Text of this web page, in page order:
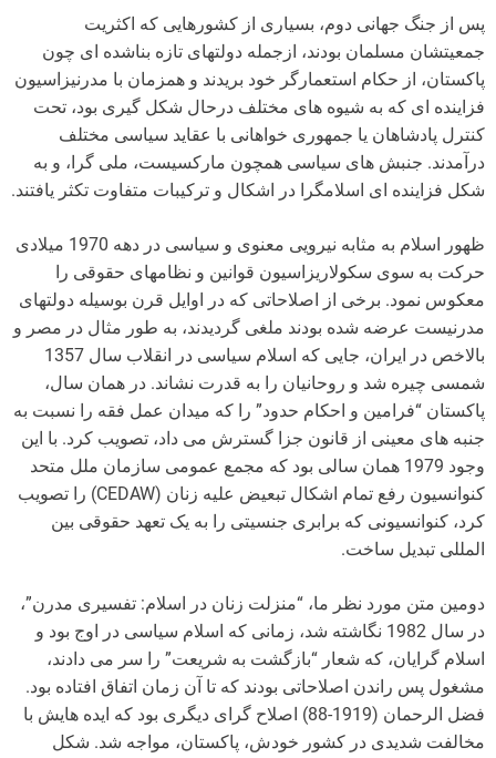
پس از جنگ جهانی دوم، بسیاری از کشورهایی که اکثریت
جمعیتشان مسلمان بودند، ازجمله دولتهای تازه بناشده ای چون
پاکستان، از حکام استعمارگر خود بریدند و همزمان با مدرنیزاسیون
فزاینده ای که به شیوه های مختلف درحال شکل گیری بود، تحت
کنترل پادشاهان یا جمهوری خواهانی با عقاید سیاسی مختلف
درآمدند. جنبش های سیاسی همچون مارکسیست، ملی گرا، و به
شکل فزاینده ای اسلامگرا در اشکال و ترکیبات متفاوت تکثر یافتند.
ظهور اسلام به مثابه نیرویی معنوی و سیاسی در دهه 1970 میلادی
حرکت به سوی سکولاریزاسیون قوانین و نظامهای حقوقی را
معکوس نمود. برخی از اصلاحاتی که در اوایل قرن بوسیله دولتهای
مدرنیست عرضه شده بودند ملغی گردیدند، به طور مثال در مصر و
بالاخص در ایران، جایی که اسلام سیاسی در انقلاب سال 1357
شمسی چیره شد و روحانیان را به قدرت نشاند. در همان سال،
پاکستان “فرامین و احکام حدود” را که میدان عمل فقه را نسبت به
جنبه های معینی از قانون جزا گسترش می داد، تصویب کرد. با این
وجود 1979 همان سالی بود که مجمع عمومی سازمان ملل متحد
کنوانسیون رفع تمام اشکال تبعیض علیه زنان (CEDAW) را تصویب
کرد، کنوانسیونی که برابری جنسیتی را به یک تعهد حقوقی بین
المللی تبدیل ساخت.
دومین متن مورد نظر ما، “منزلت زنان در اسلام: تفسیری مدرن”،
در سال 1982 نگاشته شد، زمانی که اسلام سیاسی در اوج بود و
اسلام گرایان، که شعار “بازگشت به شریعت” را سر می دادند،
مشغول پس راندن اصلاحاتی بودند که تا آن زمان اتفاق افتاده بود.
فضل الرحمان (1919-88) اصلاح گرای دیگری بود که ایده هایش با
مخالفت شدیدی در کشور خودش، پاکستان، مواجه شد. شکل